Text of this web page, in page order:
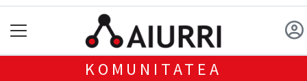
KOMUNITATEA